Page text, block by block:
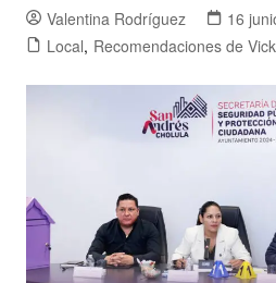
Valentina Rodríguez
16
Local, Recomendaciones de